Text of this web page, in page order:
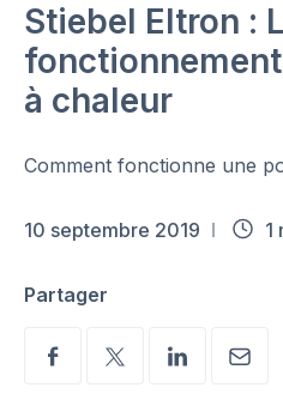
Stiebel Eltron :
à chaleur
Comment fonctionne une
10 septembre 2019 1
Partager